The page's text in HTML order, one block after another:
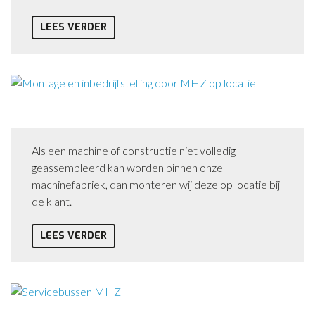
LEES VERDER
Als een machine of constructie niet volledig
geassembleerd kan worden binnen onze
machinefabriek, dan monteren wij deze op locatie bij
de klant.
LEES VERDER